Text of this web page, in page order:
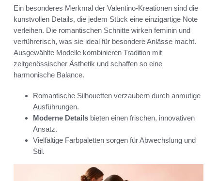
Ein besonderes Merkmal der Valentino-Kreationen sind die
kunstvollen Details, die jedem Stück eine einzigartige Note
verleihen. Die romantischen Schnitte wirken feminin und
verführerisch, was sie ideal für besondere Anlässe macht.
Ausgewählte Modelle kombinieren Tradition mit
zeitgenössischer Ästhetik und schaffen so eine
harmonische Balance.
Romantische Silhouetten verzaubern durch anmutige
Ausführungen.
Moderne Details bieten einen frischen, innovativen
Ansatz.
Vielfältige Farbpaletten sorgen für Abwechslung und
Stil.